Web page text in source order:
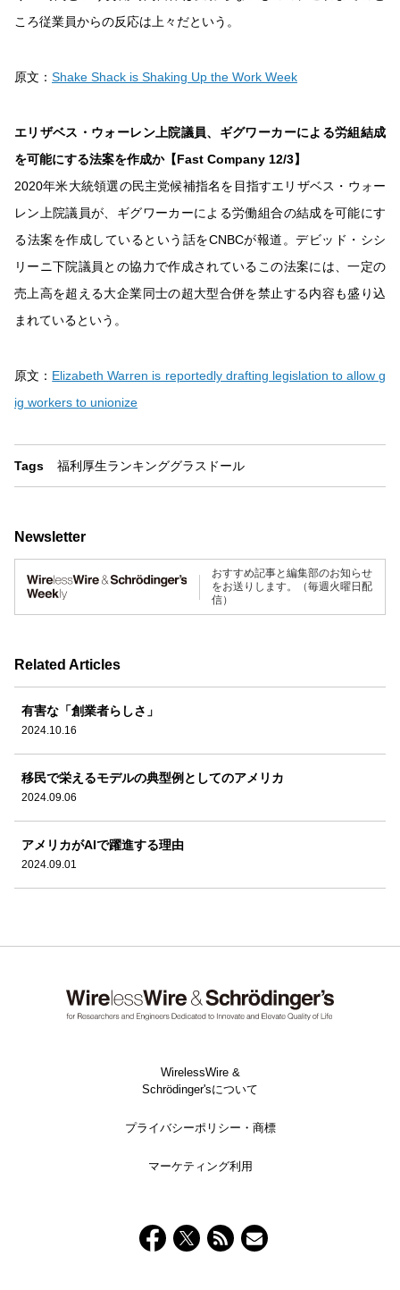
ころ従業員からの反応は上々だという。
原文： Shake Shack is Shaking Up the Work Week
エリザベス・ウォーレン上院議員、ギグワーカーによる労組結成
を可能にする法案を作成か【Fast Company 12/3】
2020年米大統領選の民主党候補指名を目指すエリザベス・ウォー
レン上院議員が、ギグワーカーによる労働組合の結成を可能にす
る法案を作成しているという話をCNBCが報道。デビッド・シシ
リーニ下院議員との協力で作成されているこの法案には、一定の
売上高を超える大企業同士の超大型合併を禁止する内容も盛り込
まれているという。
原文： Elizabeth Warren is reportedly drafting legislation to allow g
ig workers to unionize
Tags 福利厚生ランキンググラスドール
Newsletter
おすすめ記事と編集部のお知らせ
をお送りします。（毎週火曜日配
信）
Related Articles
有害な「創業者らしさ」
2024.10.16
移民で栄えるモデルの典型例としてのアメリカ
2024.09.06
アメリカがAIで躍進する理由
2024.09.01
WirelessWire &
Schrödinger'sについて
プライバシーポリシー・商標
マーケティング利用